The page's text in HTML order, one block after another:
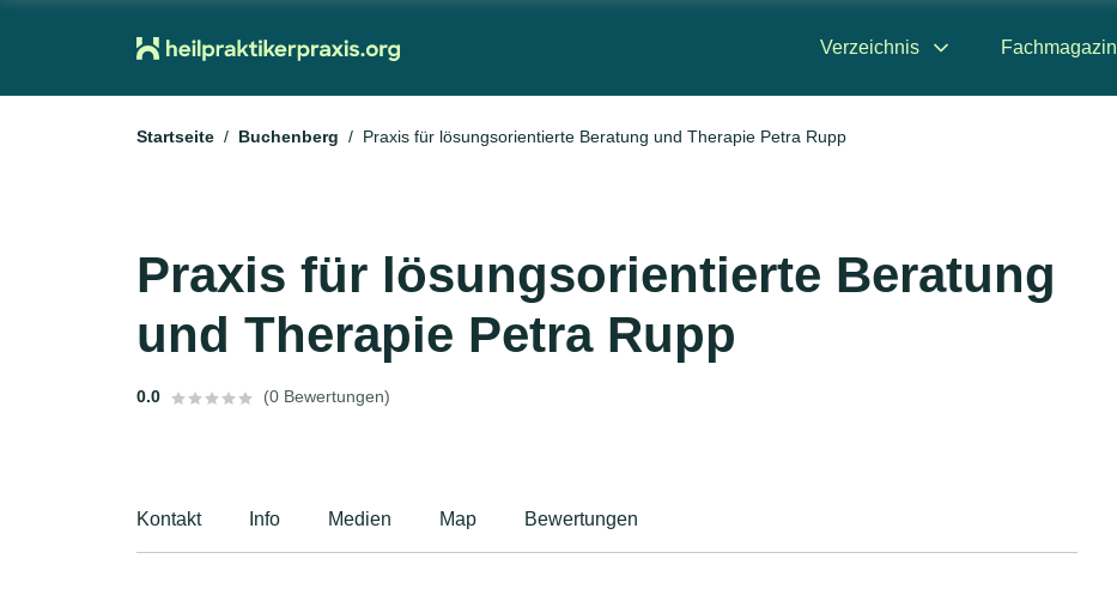
Verzeichnis Fachmagazin
Startseite Buchenberg Praxis für lösungsorientierte Beratung und Therapie Petra Rupp
Praxis für lösungsorientierte Beratung
und Therapie Petra Rupp
0.0 (0 Bewertungen)
Kontakt Info Medien Map Bewertungen